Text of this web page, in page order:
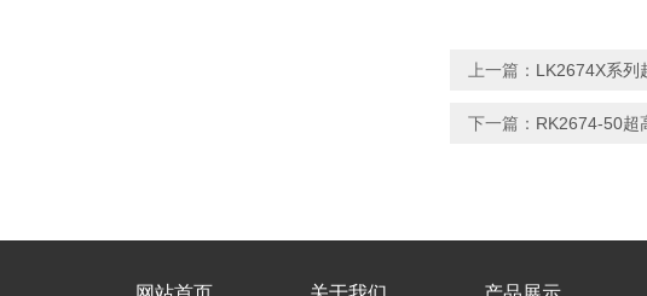
上一篇： LK2674X系列
下一篇： RK2674-50超